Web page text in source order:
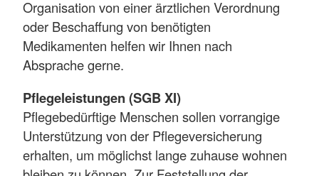
Organisation von einer ärztlichen Verordnung
oder Beschaffung von benötigten
Medikamenten helfen wir Ihnen nach
Absprache gerne.
Pflegeleistungen (SGB XI)
Pflegebedürftige Menschen sollen vorrangige
Unterstützung von der Pflegeversicherung
erhalten, um möglichst lange zuhause wohnen